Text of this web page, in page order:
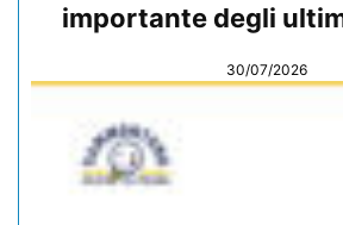
importante degli
30/07/2026